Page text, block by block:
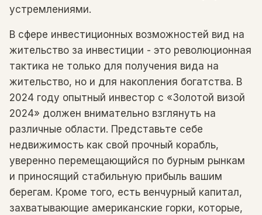
устремлениями.
В сфере инвестиционных возможностей вид на
жительство за инвестиции - это революционная
тактика не только для получения вида на
жительство, но и для накопления богатства. В
2024 году опытный инвестор с «Золотой визой
2024» должен внимательно взглянуть на
различные области. Представьте себе
недвижимость как свой прочный корабль,
уверенно перемещающийся по бурным рынкам
и приносящий стабильную прибыль вашим
берегам. Кроме того, есть венчурный капитал,
захватывающие американские горки, которые,